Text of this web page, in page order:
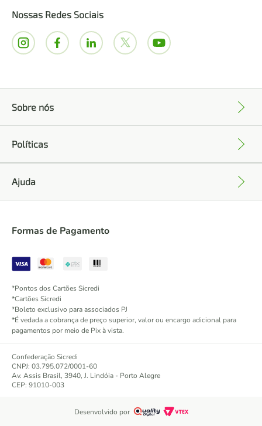
Nossas Redes Sociais
Sobre nós
Políticas
Ajuda
Formas de Pagamento
*Pontos dos Cartões Sicredi
*Cartões Sicredi
*Boleto exclusivo para associados PJ
*É vedada a cobrança de preço superior, valor ou encargo adicional para
pagamentos por meio de Pix à vista.
Confederação Sicredi
CNPJ: 03.795.072/0001-60
Av. Assis Brasil, 3940, J. Lindóia - Porto Alegre
CEP: 91010-003
Desenvolvido por